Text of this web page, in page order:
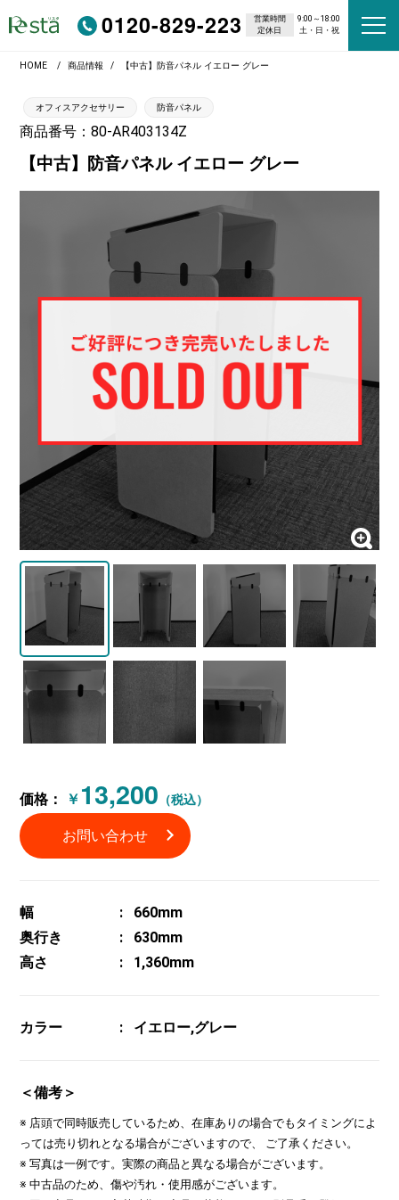
0120-829-223 営業時間
9:00～18:00
定休日
土・日・祝
HOME 商品情報 【中古】防音パネル イエロー グレー
オフィスアクセサリー 防音パネル
商品番号：80-AR403134Z
【中古】防音パネル イエロー グレー
価格： ￥ 13,200 （税込）
お問い合わせ
幅
660mm
奥行き
630mm
高さ
1,360mm
カラー イエロー,グレー
＜備考＞
※ 店頭で同時販売しているため、在庫ありの場合でもタイミングによ
っては売り切れとなる場合がございますので、 ご了承ください。
※ 写真は一例です。実際の商品と異なる場合がございます。
※ 中古品のため、傷や汚れ・使用感がございます。